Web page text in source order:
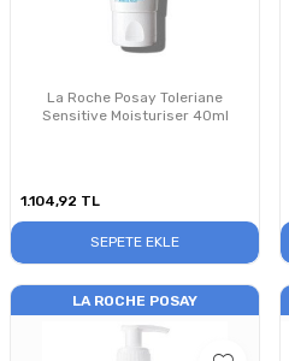
La Roche Posay Toleriane
Sensitive Moisturiser 40ml
1.104,92 TL
SEPETE EKLE
LA ROCHE POSAY